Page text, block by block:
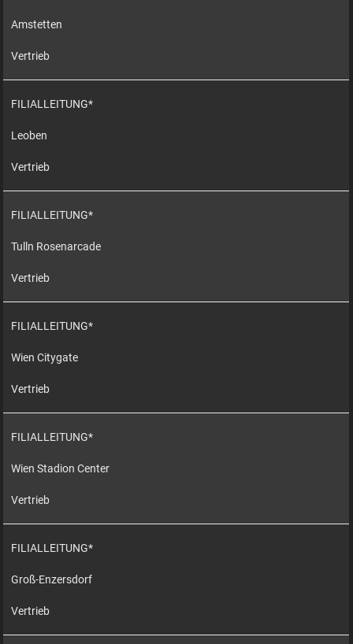
Amstetten
Vertrieb
FILIALLEITUNG*
Leoben
Vertrieb
FILIALLEITUNG*
Tulln Rosenarcade
Vertrieb
FILIALLEITUNG*
Wien Citygate
Vertrieb
FILIALLEITUNG*
Wien Stadion Center
Vertrieb
FILIALLEITUNG*
Groß-Enzersdorf
Vertrieb